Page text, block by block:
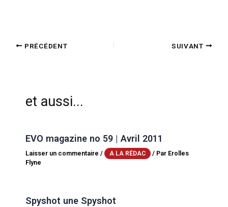
PRÉCÉDENT SUIVANT
et aussi...
EVO magazine no 59 | Avril 2011
Laisser un commentaire / A LA RÉDAC / Par Erolles
Flyne
Spyshot une Spyshot